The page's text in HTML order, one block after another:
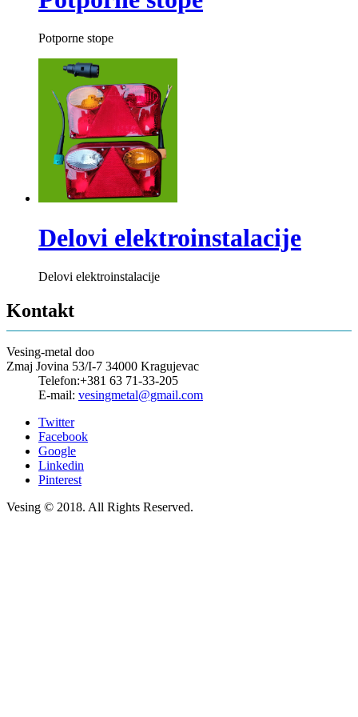
Potporne stope
Delovi elektroinstalacije
Delovi elektroinstalacije
Kontakt
Vesing-metal doo
Zmaj Jovina 53/I-7 34000 Kragujevac
Telefon:+381 63 71-33-205
E-mail: vesingmetal@gmail.com
Twitter
Facebook
Google
Linkedin
Pinterest
Vesing © 2018. All Rights Reserved.